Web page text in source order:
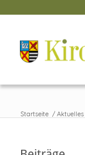
Startseite / Aktuelles